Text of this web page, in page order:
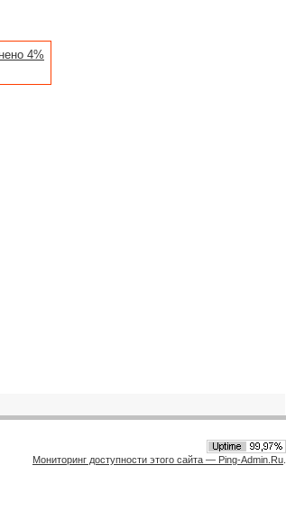
4%
Мониторинг доступности этого сайта — Ping-Admin.Ru